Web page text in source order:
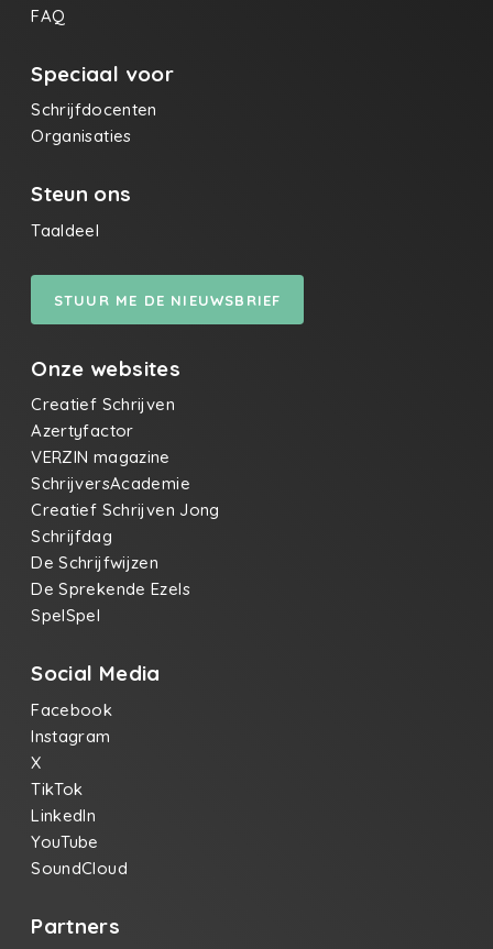
FAQ
Speciaal voor
Schrijfdocenten
Organisaties
Steun ons
Taaldeel
STUUR ME DE NIEUWSBRIEF
Onze websites
Creatief Schrijven
Azertyfactor
VERZIN magazine
SchrijversAcademie
Creatief Schrijven Jong
Schrijfdag
De Schrijfwijzen
De Sprekende Ezels
SpelSpel
Social Media
Facebook
Instagram
X
TikTok
LinkedIn
YouTube
SoundCloud
Partners